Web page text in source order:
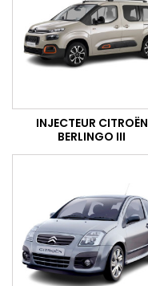
INJECTEUR CITROËN
BERLINGO III